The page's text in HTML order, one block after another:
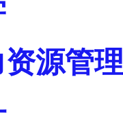
资源管理